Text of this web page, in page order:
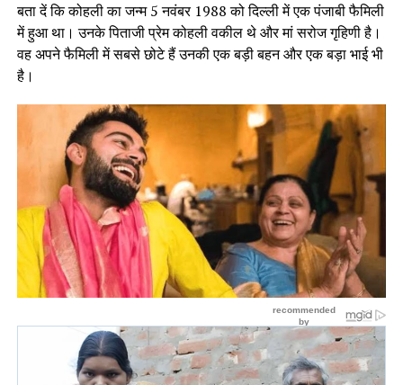
बता दें कि कोहली का जन्म 5 नवंबर 1988 को दिल्ली में एक पंजाबी फैमिली
में हुआ था। उनके पिताजी प्रेम कोहली वकील थे और मां सरोज गृहिणी है।
वह अपने फैमिली में सबसे छोटे हैं उनकी एक बड़ी बहन और एक बड़ा भाई भी
है।